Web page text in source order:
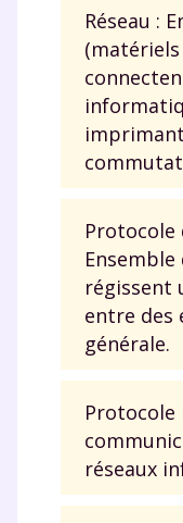
Réseau :
Protocole
régissent
entre des
générale.
Protocole
réseaux
personnelles et
consulternotre